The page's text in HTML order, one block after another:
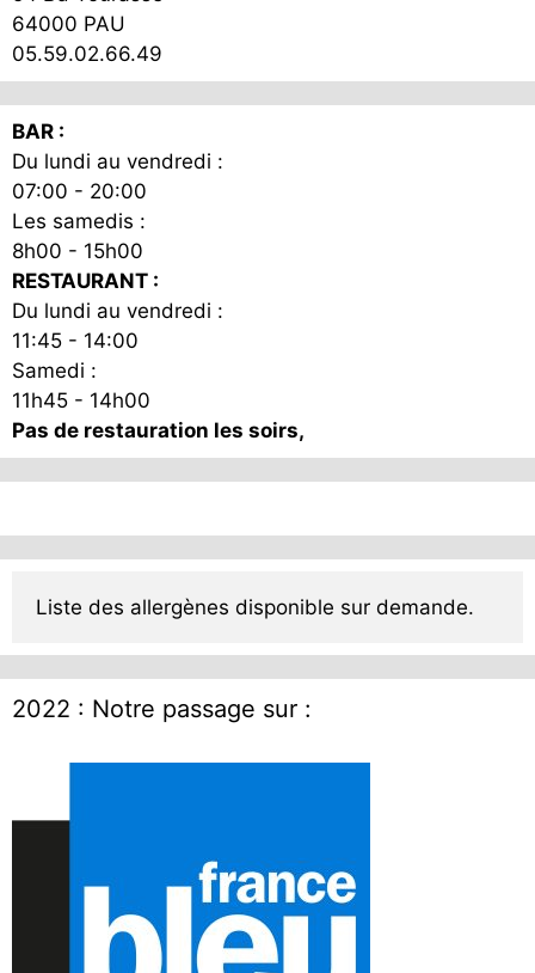
64000 PAU
05.59.02.66.49
BAR :
Du lundi au vendredi :
07:00 - 20:00
Les samedis :
8h00 - 15h00
RESTAURANT :
Du lundi au vendredi :
11:45 - 14:00
Samedi :
11h45 - 14h00
Pas de restauration les soirs,
Liste des allergènes disponible sur demande.
2022 : Notre passage sur :